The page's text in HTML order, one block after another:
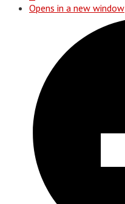
Opens in a new window